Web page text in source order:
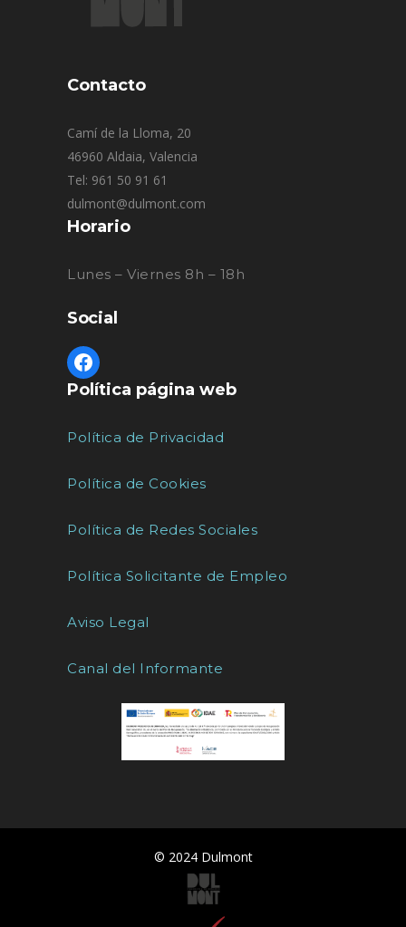
Contacto
Camí de la Lloma, 20
46960 Aldaia, Valencia
Tel: 961 50 91 61
dulmont@dulmont.com
Horario
Lunes – Viernes 8h – 18h
Social
Política página web
Política de Privacidad
Política de Cookies
Política de Redes Sociales
Política Solicitante de Empleo
Aviso Legal
Canal del Informante
© 2024 Dulmont